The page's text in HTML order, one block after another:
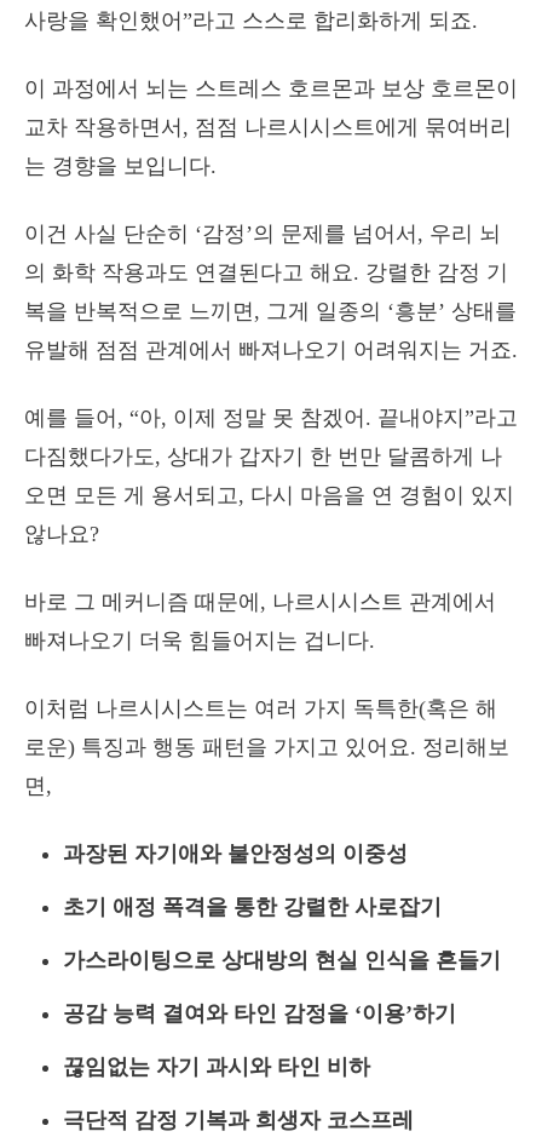
사랑을 확인했어”라고 스스로 합리화하게 되죠.
이 과정에서 뇌는 스트레스 호르몬과 보상 호르몬이
교차 작용하면서, 점점 나르시시스트에게 묶여버리
는 경향을 보입니다.
이건 사실 단순히 ‘감정’의 문제를 넘어서, 우리 뇌
의 화학 작용과도 연결된다고 해요. 강렬한 감정 기
복을 반복적으로 느끼면, 그게 일종의 ‘흥분’ 상태를
유발해 점점 관계에서 빠져나오기 어려워지는 거죠.
예를 들어, “아, 이제 정말 못 참겠어. 끝내야지”라고
다짐했다가도, 상대가 갑자기 한 번만 달콤하게 나
오면 모든 게 용서되고, 다시 마음을 연 경험이 있지
않나요?
바로 그 메커니즘 때문에, 나르시시스트 관계에서
빠져나오기 더욱 힘들어지는 겁니다.
이처럼 나르시시스트는 여러 가지 독특한(혹은 해
로운) 특징과 행동 패턴을 가지고 있어요. 정리해보
면,
과장된 자기애와 불안정성의 이중성
초기 애정 폭격을 통한 강렬한 사로잡기
가스라이팅으로 상대방의 현실 인식을 흔들기
공감 능력 결여와 타인 감정을 ‘이용’하기
끊임없는 자기 과시와 타인 비하
극단적 감정 기복과 희생자 코스프레